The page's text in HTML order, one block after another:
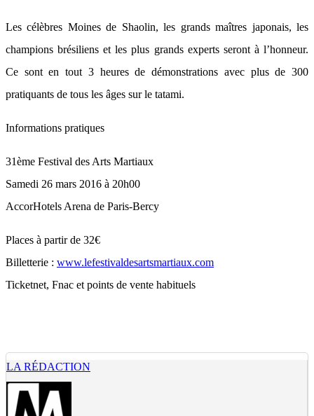
Les célèbres Moines de Shaolin, les grands maîtres japonais, les
champions brésiliens et les plus grands experts seront à l’honneur.
Ce sont en tout 3 heures de démonstrations avec plus de 300
pratiquants de tous les âges sur le tatami.
Informations pratiques
31ème Festival des Arts Martiaux
Samedi 26 mars 2016 à 20h00
AccorHotels Arena de Paris-Bercy
Places à partir de 32€
Billetterie : www.lefestivaldesartsmartiaux.com
Ticketnet, Fnac et points de vente habituels
LA RÉDACTION